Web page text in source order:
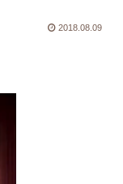
2018.08.09